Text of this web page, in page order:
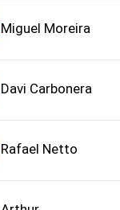
Miguel Moreira
Davi Carbonera
Rafael Netto